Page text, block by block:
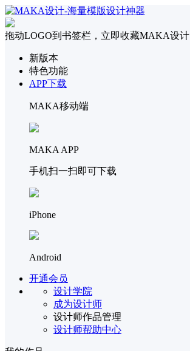
拖动LOGO到书签栏，立即收藏MAKA设计
新版本
特色功能
APP下载
MAKA移动端
MAKA APP
手机扫一扫即可下载
iPhone
Android
开通会员
设计学院
成为设计师
设计师作品管理
设计师帮助中心